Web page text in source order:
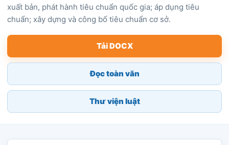
xuất bản, phát hành tiêu chuẩn quốc gia; áp dụng tiêu
chuẩn; xây dựng và công bố tiêu chuẩn cơ sở.
Tải DOCX
Đọc toàn văn
Thư viện luật